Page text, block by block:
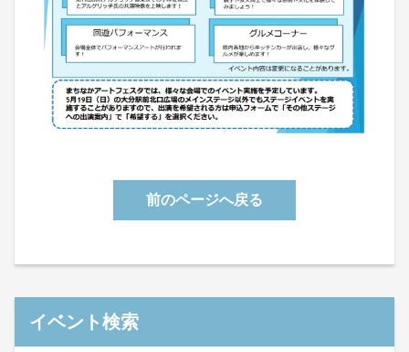
前のページへ戻る
イベント検索